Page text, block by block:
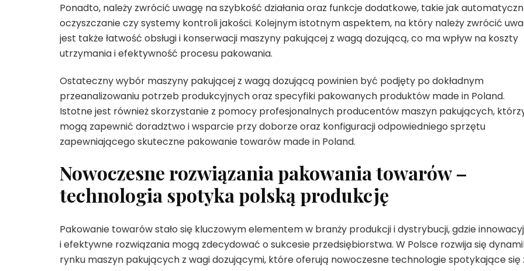
Ponadto, należy zwrócić uwagę na szybkość działania oraz funkcje dodatkowe, takie jak
oczyszczanie czy systemy kontroli jakości. Kolejnym istotnym aspektem, na który należy zwrócić
jest także łatwość obsługi i konserwacji maszyny pakującej z wagą dozującą, co ma wpływ na koszty
utrzymania i efektywność procesu pakowania.
Ostateczny wybór maszyny pakującej z wagą dozującą powinien być podjęty po dokładnym
przeanalizowaniu potrzeb produkcyjnych oraz specyfiki pakowanych produktów made in Poland.
Istotne jest również skorzystanie z pomocy profesjonalnych producentów maszyn pakujących,
mogą zapewnić doradztwo i wsparcie przy doborze oraz konfiguracji odpowiedniego sprzętu
zapewniającego skuteczne pakowanie towarów made in Poland.
Nowoczesne rozwiązania pakowania towarów –
technologia spotyka polską produkcję
Pakowanie towarów stało się kluczowym elementem w branży produkcji i dystrybucji, gdzie
i efektywne rozwiązania mogą zdecydować o sukcesie przedsiębiorstwa. W Polsce rozwija się
rynku maszyn pakujących z wagi dozującymi, które oferują nowoczesne technologie spotykające się